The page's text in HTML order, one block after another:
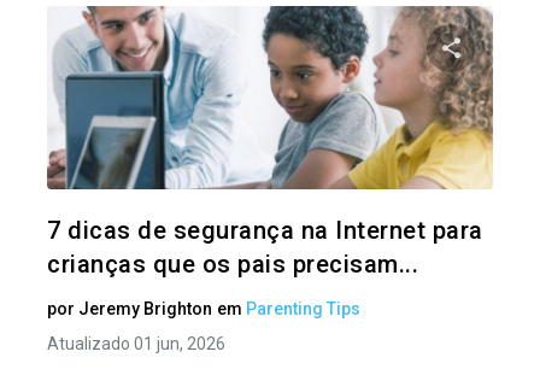
7 dicas de segurança na Internet para
crianças que os pais precisam...
por Jeremy Brighton em Parenting Tips
Atualizado 01 jun, 2026